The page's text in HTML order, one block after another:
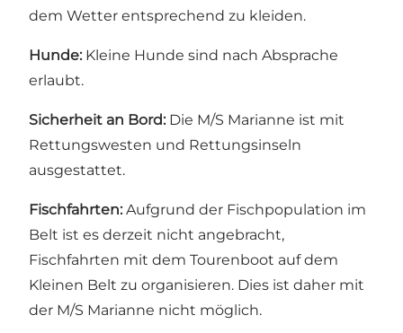
dem Wetter entsprechend zu kleiden.
Hunde: Kleine Hunde sind nach Absprache
erlaubt.
Sicherheit an Bord: Die M/S Marianne ist mit
Rettungswesten und Rettungsinseln
ausgestattet.
Fischfahrten: Aufgrund der Fischpopulation im
Belt ist es derzeit nicht angebracht,
Fischfahrten mit dem Tourenboot auf dem
Kleinen Belt zu organisieren. Dies ist daher mit
der M/S Marianne nicht möglich.